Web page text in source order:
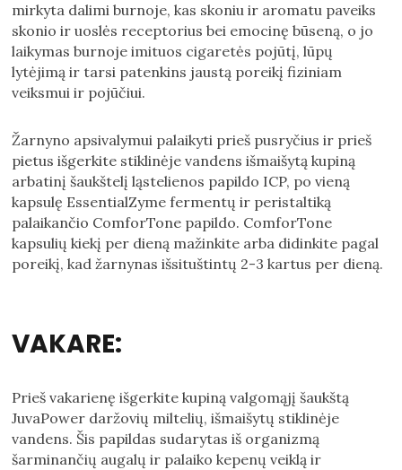
mirkyta dalimi burnoje, kas skoniu ir aromatu paveiks
skonio ir uoslės receptorius bei emocinę būseną, o jo
laikymas burnoje imituos cigaretės pojūtį, lūpų
lytėjimą ir tarsi patenkins jaustą poreikį fiziniam
veiksmui ir pojūčiui.
Žarnyno apsivalymui palaikyti prieš pusryčius ir prieš
pietus išgerkite stiklinėje vandens išmaišytą kupiną
arbatinį šaukštelį ląstelienos papildo ICP, po vieną
kapsulę EssentialZyme fermentų ir peristaltiką
palaikančio ComforTone papildo. ComforTone
kapsulių kiekį per dieną mažinkite arba didinkite pagal
poreikį, kad žarnynas išsituštintų 2-3 kartus per dieną.
VAKARE:
Prieš vakarienę išgerkite kupiną valgomąjį šaukštą
JuvaPower daržovių miltelių, išmaišytų stiklinėje
vandens. Šis papildas sudarytas iš organizmą
šarminančių augalų ir palaiko kepenų veiklą ir